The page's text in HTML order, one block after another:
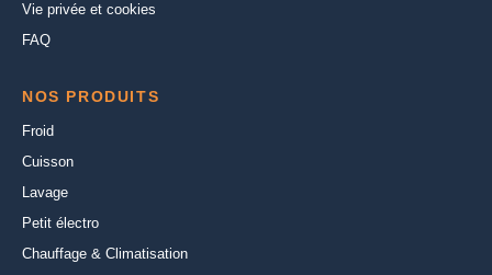
Vie privée et cookies
FAQ
NOS PRODUITS
Froid
Cuisson
Lavage
Petit électro
Chauffage & Climatisation